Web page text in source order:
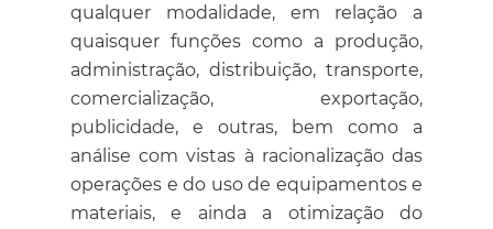
qualquer modalidade, em relação a
quaisquer funções como a produção,
administração, distribuição, transporte,
comercialização, exportação,
publicidade, e outras, bem como a
análise com vistas à racionalização das
operações e do uso de equipamentos e
materiais, e ainda a otimização do